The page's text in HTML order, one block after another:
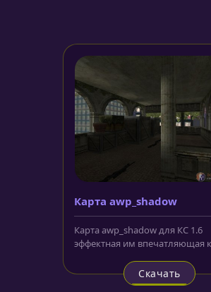
Карта awp_shadow
Карта awp_shadow для КС 1.6
эффектная им впечатляющая
этой...
Скачать